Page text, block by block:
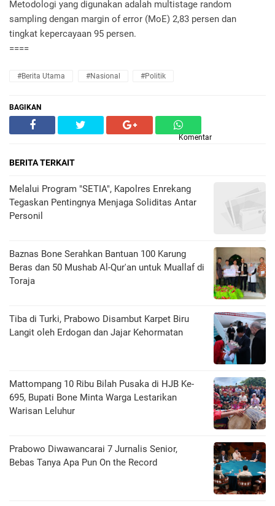
Metodologi yang digunakan adalah multistage random
sampling dengan margin of error (MoE) 2,83 persen dan
tingkat kepercayaan 95 persen.
====
#Berita Utama #Nasional #Politik
BAGIKAN
Komentar
BERITA TERKAIT
Melalui Program "SETIA", Kapolres Enrekang
Tegaskan Pentingnya Menjaga Soliditas Antar
Personil
Baznas Bone Serahkan Bantuan 100 Karung
Beras dan 50 Mushab Al-Qur'an untuk Muallaf di
Toraja
Tiba di Turki, Prabowo Disambut Karpet Biru
Langit oleh Erdogan dan Jajar Kehormatan
Mattompang 10 Ribu Bilah Pusaka di HJB Ke-
695, Bupati Bone Minta Warga Lestarikan
Warisan Leluhur
Prabowo Diwawancarai 7 Jurnalis Senior,
Bebas Tanya Apa Pun On the Record